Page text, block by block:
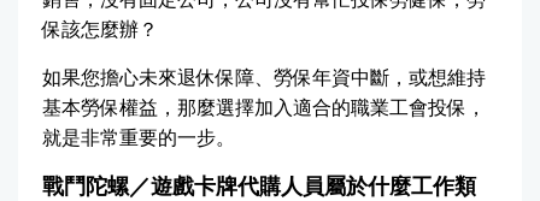
保該怎麼辦？
如果您擔心未來退休保障、勞保年資中斷，或想維持
基本勞保權益，那麼選擇加入適合的職業工會投保，
就是非常重要的一步。
戰鬥陀螺／遊戲卡牌代購人員屬於什麼工作類